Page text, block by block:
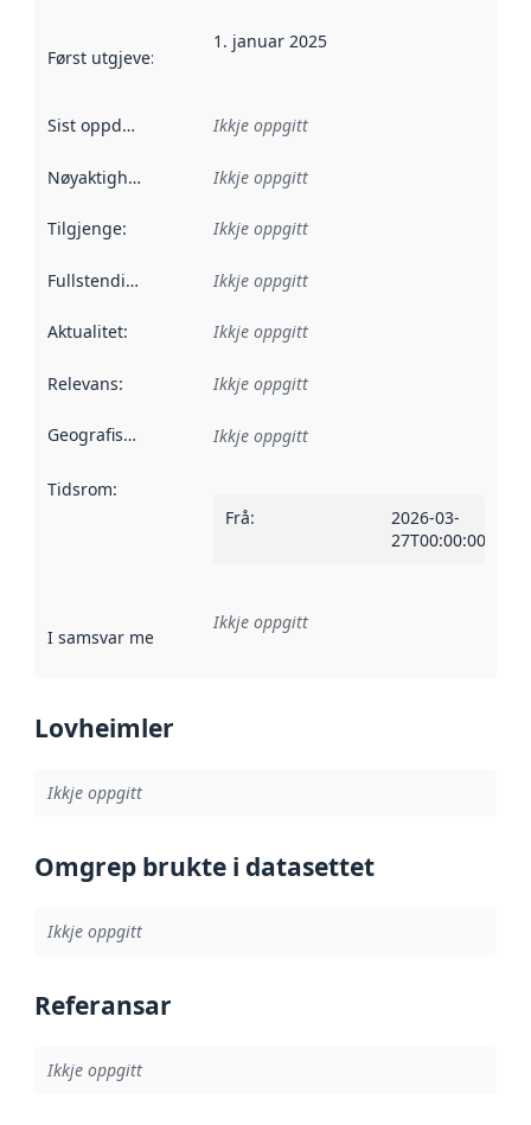
Først utgjeve: Denne datoen seier når dataa i dette
1. januar 2025
Sist oppdatert Ikkje oppgitt
Nøyaktigheit Ikkje oppgitt
Tilgjenge: Ikkje oppgitt
Fullstendigheit Ikkje oppgitt
Aktualitet: Ikkje oppgitt
Relevans: Ikkje oppgitt
Geografisk område Ikkje oppgitt
Tidsrom:
Frå:
2026-03-
27T00:00:00Z
I samsvar med Referanse til ei implementeringsregel eller
Ikkje oppgitt
Lovheimler
Ikkje oppgitt
Omgrep brukte i datasettet
Ikkje oppgitt
Referansar
Ikkje oppgitt